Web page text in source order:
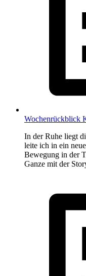
Wochenrückblick
In der Ruhe liegt
leite ich in ein
Bewegung in der
Ganze mit der